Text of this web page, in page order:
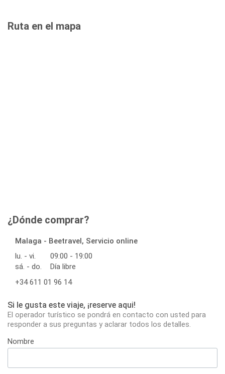
Ruta en el mapa
¿Dónde comprar?
Malaga - Beetravel, Servicio online
lu. - vi.
09:00 - 19:00
sá. - do.
Día libre
+34 611 01 96 14
Si le gusta este viaje, ¡reserve aqui!
El operador turístico se pondrá en contacto con usted para
responder a sus preguntas y aclarar todos los detalles.
Nombre